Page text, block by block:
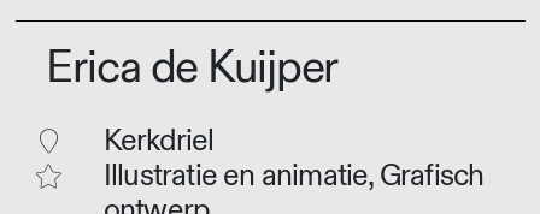
Erica de Kuijper
Kerkdriel
Illustratie en animatie, Grafisch